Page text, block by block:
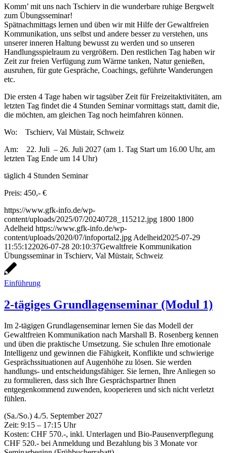
Komm’ mit uns nach Tschierv in die wunderbare ruhige Bergwelt
zum Übungsseminar!
Spätnachmittags lernen und üben wir mit Hilfe der Gewaltfreien
Kommunikation, uns selbst und andere besser zu verstehen, uns
unserer inneren Haltung bewusst zu werden und so unseren
Handlungsspielraum zu vergrößern. Den restlichen Tag haben wir
Zeit zur freien Verfügung zum Wärme tanken, Natur genießen,
ausruhen, für gute Gespräche, Coachings, geführte Wanderungen
etc.
Die ersten 4 Tage haben wir tagsüber Zeit für Freizeitaktivitäten, am
letzten Tag findet die 4 Stunden Seminar vormittags statt, damit die,
die möchten, am gleichen Tag noch heimfahren können.
Wo: Tschierv, Val Müstair, Schweiz
Am: 22. Juli – 26. Juli 2027 (am 1. Tag Start um 16.00 Uhr, am
letzten Tag Ende um 14 Uhr)
täglich 4 Stunden Seminar
Preis: 450,- €
https://www.gfk-info.de/wp-
content/uploads/2025/07/20240728_115212.jpg 1800 1800
Adelheid https://www.gfk-info.de/wp-
content/uploads/2020/07/infoportal2.jpg Adelheid2025-07-29
11:55:122026-07-28 20:10:37Gewaltfreie Kommunikation
Übungsseminar in Tschierv, Val Müstair, Schweiz
Einführung
2-tägiges Grundlagenseminar (Modul 1)
Im 2-tägigen Grundlagenseminar lernen Sie das Modell der
Gewaltfreien Kommunikation nach Marshall B. Rosenberg kennen
und üben die praktische Umsetzung. Sie schulen Ihre emotionale
Intelligenz und gewinnen die Fähigkeit, Konflikte und schwierige
Gesprächssituationen auf Augenhöhe zu lösen. Sie werden
handlungs- und entscheidungsfähiger. Sie lernen, Ihre Anliegen so
zu formulieren, dass sich Ihre Gesprächspartner Ihnen
entgegenkommend zuwenden, kooperieren und sich nicht verletzt
fühlen.
(Sa./So.) 4./5. September 2027
Zeit: 9:15 – 17:15 Uhr
Kosten: CHF 570.-, inkl. Unterlagen und Bio-Pausenverpflegung
CHF 520.- bei Anmeldung und Bezahlung bis 3 Monate vor